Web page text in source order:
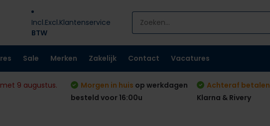
Incl.Excl.
BTW
Klantenservice
Sale Merken Zakelijk Contact Vacatures
9 augustus.
Morgen in huis op werkdagen
besteld voor 16:00u
Achteraf betalen
Klarna & Rivery